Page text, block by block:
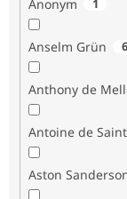
Anonym 1
Anselm Grün 6
Anthony de
Antoine de
Aston